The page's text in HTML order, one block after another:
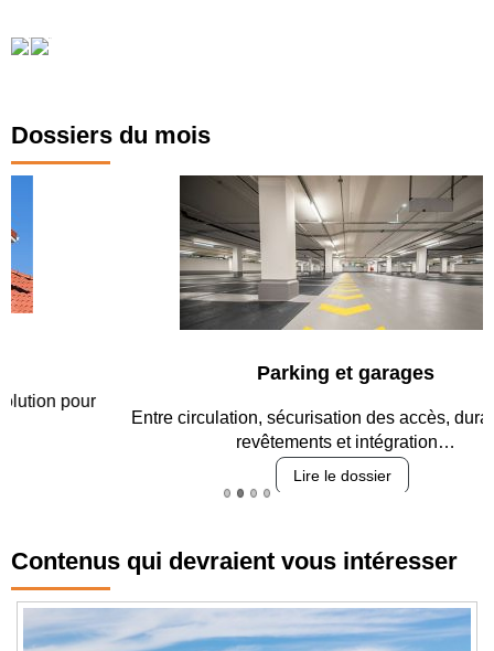
Dossiers du mois
Parking et garages
Entre circulation, sécurisation des accès, durabilité des
revêtements et intégration…
Contenus qui devraient vous intéresser